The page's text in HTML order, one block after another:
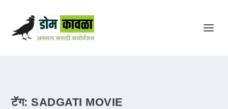
टॅग:SADGATI MOVIE